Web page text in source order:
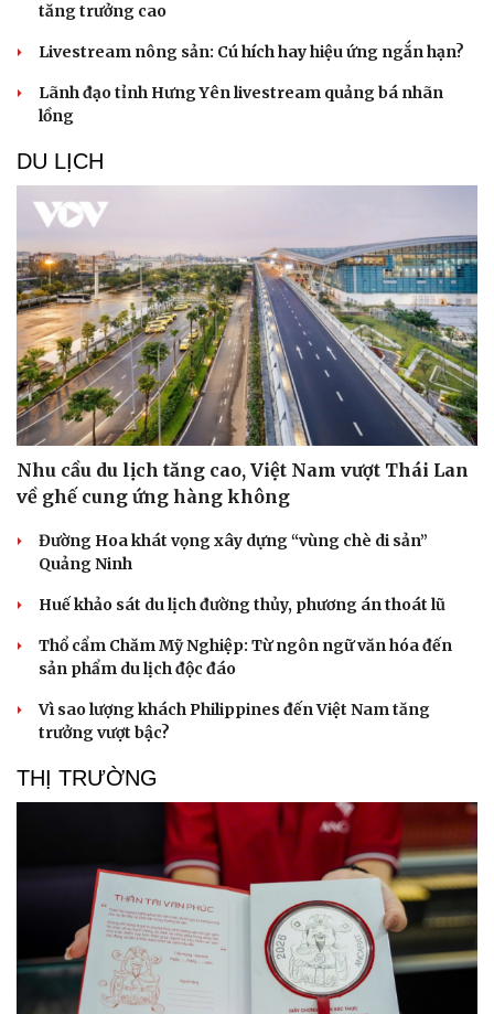
Văn hóa
Sân khấu - Điện ảnh
Văn học
Âm nhạc
Di sản
Giải trí
Nghệ sĩ
Thời trang
Sao Việt
tăng trưởng cao
Livestream nông sản: Cú hích hay hiệu ứng ngắn hạn?
Lãnh đạo tỉnh Hưng Yên livestream quảng bá nhãn
lồng
DU LỊCH
Nhu cầu du lịch tăng cao, Việt Nam vượt Thái Lan
về ghế cung ứng hàng không
Đường Hoa khát vọng xây dựng “vùng chè di sản”
Quảng Ninh
Huế khảo sát du lịch đường thủy, phương án thoát lũ
Thổ cẩm Chăm Mỹ Nghiệp: Từ ngôn ngữ văn hóa đến
sản phẩm du lịch độc đáo
Vì sao lượng khách Philippines đến Việt Nam tăng
trưởng vượt bậc?
THỊ TRƯỜNG